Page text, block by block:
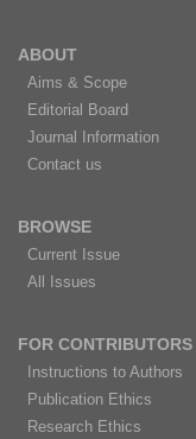
ABOUT
Aims & Scope
Editorial Board
Journal Information
Contact us
BROWSE
Current Issue
All Issues
FOR CONTRIBUTORS
Instructions to Authors
Publication Ethics
Research Ethics